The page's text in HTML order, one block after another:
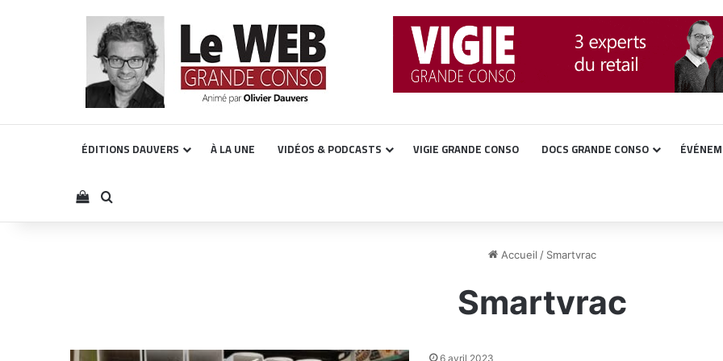
ÉDITIONS DAUVERS À LA UNE VIDÉOS & PODCASTS VIGIE GRANDE CONSO DOCS GRANDE CONSO
Voir votre panier
Rechercher
Accueil / Smartvrac
Smartvrac
6 avril 2023